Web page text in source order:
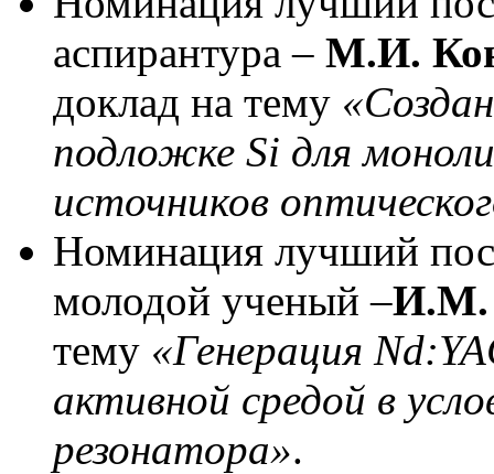
аспирантура – М.И.
доклад на тему
подложке Si для
источников
Номинация лучший
молодой ученый –И.М.
тему «Генерация
активной средой в
резонатора».